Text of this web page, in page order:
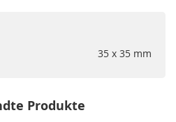
35 x 35 mm
Produkte